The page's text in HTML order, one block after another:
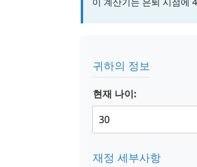
귀하의 정보
현재 나이:
재정 세부사항